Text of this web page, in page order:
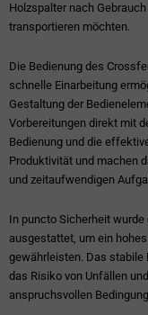
Holzspalter nach
transportieren möchten.
Die Bedienung des
schnelle Einarbeitung
Gestaltung der
Vorbereitungen direkt mit
Bedienung und die
Produktivität und machen
und zeitaufwendigen
In puncto Sicherheit
ausgestattet, um ein
gewährleisten. Das stabile
das Risiko von Unfällen
anspruchsvollen